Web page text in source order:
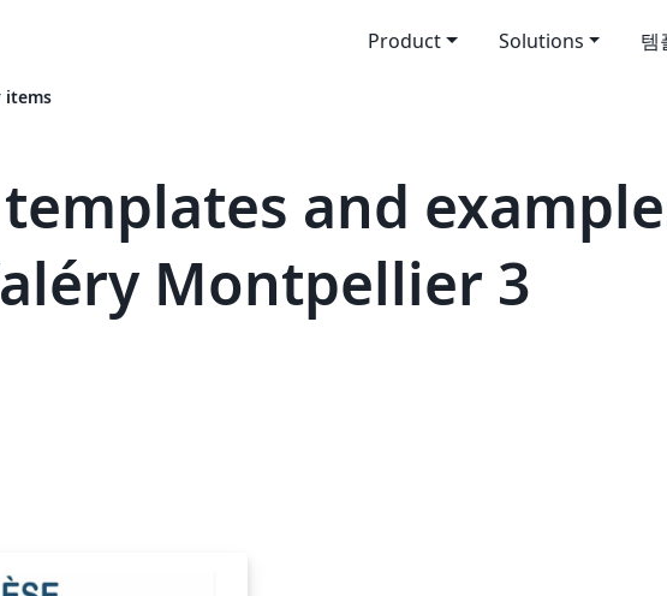
Product Solutions 템
items
templates and
Montpellier 3